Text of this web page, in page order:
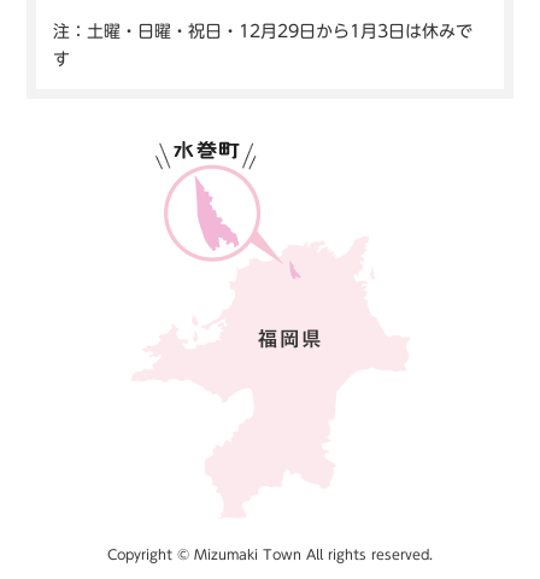
注：土曜・日曜・祝日・12月29日から1月3日は休みで
す
Copyright © Mizumaki Town All rights reserved.